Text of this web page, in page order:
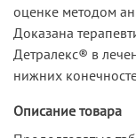
оценке методом
Доказана
Детралекс® в
нижних
Описание товара